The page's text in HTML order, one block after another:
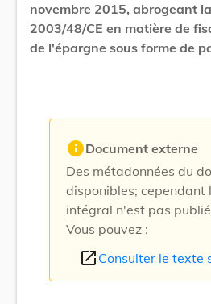
novembre 2015, abrogeant
2003/48/CE en matière de
de l'épargne sous forme de
infoDocument externe
Des métadonnées du
disponibles; cependant
intégral n'est pas
Vous pouvez :
open_in_new Consulter le texte